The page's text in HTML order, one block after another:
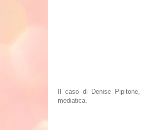
Il caso di Denise
mediatica.